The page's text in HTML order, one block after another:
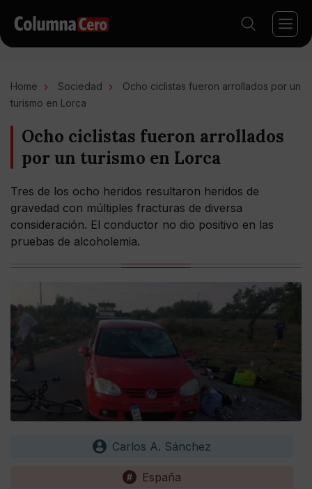
Home Sociedad
Ocho ciclistas fueron arrollados por un
turismo en Lorca
Ocho ciclistas fueron arrollados
por un turismo en Lorca
Tres de los ocho heridos resultaron heridos de
gravedad con múltiples fracturas de diversa
consideración. El conductor no dio positivo en las
pruebas de alcoholemia.
Carlos A. Sánchez
España